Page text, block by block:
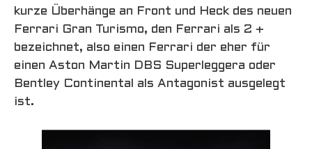
kurze Überhänge an Front und Heck des neuen
Ferrari Gran Turismo, den Ferrari als 2 +
bezeichnet, also einen Ferrari der eher für
einen Aston Martin DBS Superleggera oder
Bentley Continental als Antagonist ausgelegt
ist.